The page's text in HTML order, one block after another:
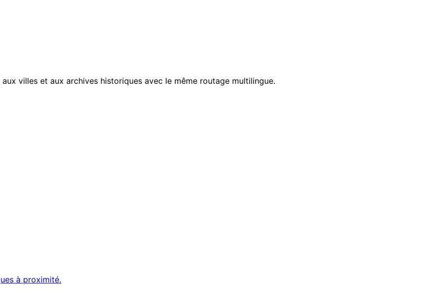
villes et aux archives historiques avec le même routage multilingue.
à proximité.